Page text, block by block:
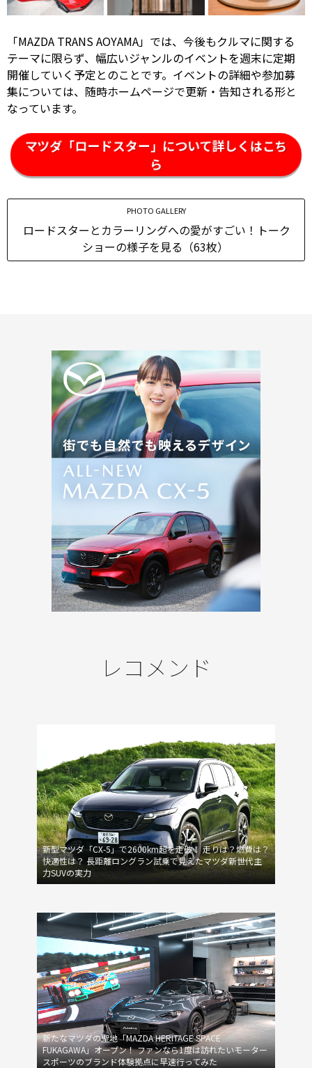
「MAZDA TRANS AOYAMA」では、今後もクルマに関する
テーマに限らず、幅広いジャンルのイベントを週末に定期
開催していく予定とのことです。イベントの詳細や参加募
集については、随時ホームページで更新・告知される形と
なっています。
マツダ「ロードスター」について詳しくはこち
ら
PHOTO GALLERY
ロードスターとカラーリングへの愛がすごい！トーク
ショーの様子を見る（63枚）
レコメンド
新型マツダ「CX-5」で2600km超を走破！ 走りは？燃費は？
快適性は？ 長距離ロングラン試乗で見えたマツダ新世代主
力SUVの実力
新たなマツダの聖地「MAZDA HERITAGE SPACE
FUKAGAWA」オープン！ ファンなら1度は訪れたいモーター
スポーツのブランド体験拠点に早速行ってみた